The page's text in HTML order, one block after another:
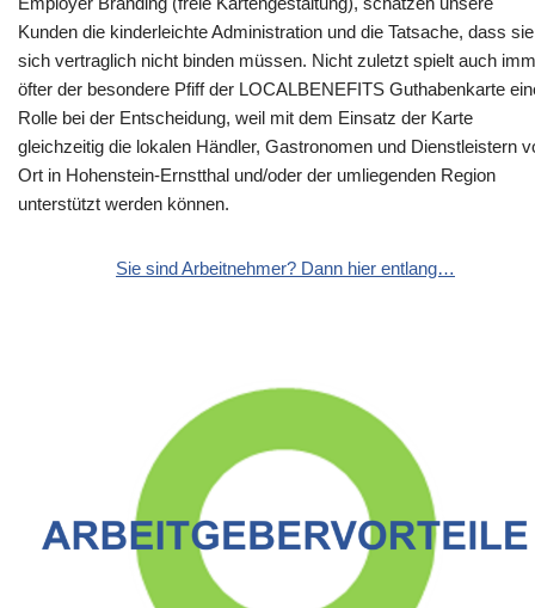
Kunden die kinderleichte Administration und die Tatsache, dass sie
sich vertraglich nicht binden müssen. Nicht zuletzt spielt auch
öfter der besondere Pfiff der LOCALBENEFITS Guthabenkarte
Rolle bei der Entscheidung, weil mit dem Einsatz der Karte
gleichzeitig die lokalen Händler, Gastronomen und Dienstleistern
Ort in Hohenstein-Ernstthal und/oder der umliegenden Region
unterstützt werden können.
Sie sind Arbeitnehmer? Dann hier entlang…